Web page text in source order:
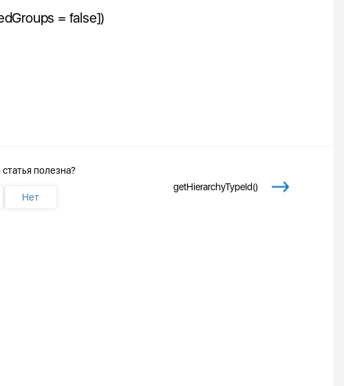
= false])
getHierarchyTypeId()
полезна?